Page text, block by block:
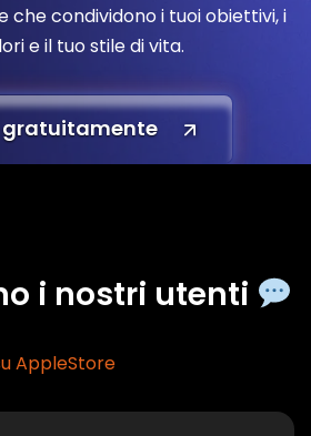
che condividono i tuoi obiettivi, i
e il tuo stile di vita.
gratuitamente
i nostri utenti
AppleStore